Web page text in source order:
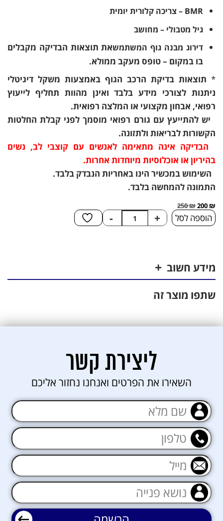
BMR – צריכה קלורית יומית
גיל מטבולי – מחושב
דירוג מבנה גוף המשתמשאת תוצאות הבדיקה מקבלים
בו במקום – טופס מעקב ממולא.
* תוצאות בדיקת הרכב הגוף באמצעות משקל דיגיטלי
ניתנות לצורכי מידע בלבד ואינן מהוות תחליף לייעוץ
רפואי, אבחון מקצועי או המלצה רפואית.
יש להתייעץ עם גורם רפואי מוסמך לפני קבלת החלטות
הקשורות לבריאות ולתזונה.
הבדיקה אינה מתאימה לאנשים עם קוצבי לב, נשים
בהיריון או אוכלוסיות מיוחדות אחרות.
השימוש במכשיר הינו באחריות הנבדק בלבד.
התמונה להמחשה בלבד.
200 ₪
250₪
הוספה לסל +
כמות
של
-
מידע חשוב
שתפו מוצר זה
ליצירת קשר
השאירו את הפרטים ואנחנו נחזור אליכם